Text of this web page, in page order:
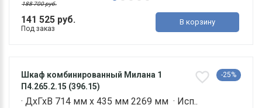
141 525 руб.
188 700 руб.
Под заказ
В корзину
Шкаф комбинированный Милана 1
П4.265.2.15 (396.15)
-25%
· ДхГхВ 714 мм х 435 мм 2269 мм · Исп..